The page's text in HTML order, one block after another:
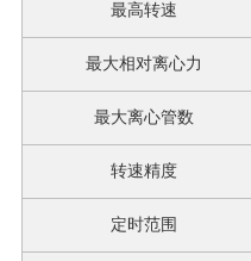
最高转速
最大相对离心力
最大离心管数
转速精度
定时范围